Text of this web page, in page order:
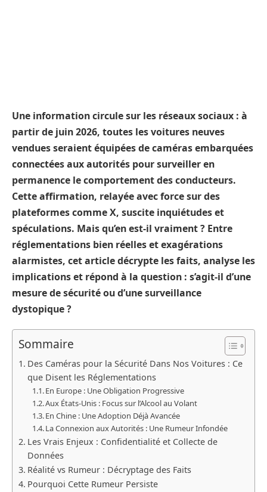
Une information circule sur les réseaux sociaux : à
partir de juin 2026, toutes les voitures neuves
vendues seraient équipées de caméras embarquées
connectées aux autorités pour surveiller en
permanence le comportement des conducteurs.
Cette affirmation, relayée avec force sur des
plateformes comme X, suscite inquiétudes et
spéculations. Mais qu’en est-il vraiment ? Entre
réglementations bien réelles et exagérations
alarmistes, cet article décrypte les faits, analyse les
implications et répond à la question : s’agit-il d’une
mesure de sécurité ou d’une surveillance
dystopique ?
Sommaire
Des Caméras pour la Sécurité Dans Nos Voitures : Ce
que Disent les Réglementations
En Europe : Une Obligation Progressive
Aux États-Unis : Focus sur l’Alcool au Volant
En Chine : Une Adoption Déjà Avancée
La Connexion aux Autorités : Une Rumeur Infondée
Les Vrais Enjeux : Confidentialité et Collecte de
Données
Réalité vs Rumeur : Décryptage des Faits
Pourquoi Cette Rumeur Persiste